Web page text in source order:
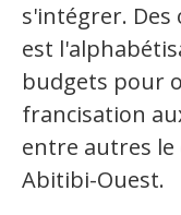
Nos campagnes
s'intégrer. Des
est
budgets pour
francisation
entre autres le
Abitibi-Ouest.